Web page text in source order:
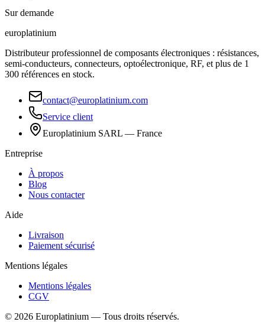
Sur demande
europlatinium
Distributeur professionnel de composants électroniques : résistances,
semi-conducteurs, connecteurs, optoélectronique, RF, et plus de 1
300 références en stock.
contact@europlatinium.com
Service client
Europlatinium SARL — France
Entreprise
À propos
Blog
Nous contacter
Aide
Livraison
Paiement sécurisé
Mentions légales
Mentions légales
CGV
© 2026 Europlatinium — Tous droits réservés.